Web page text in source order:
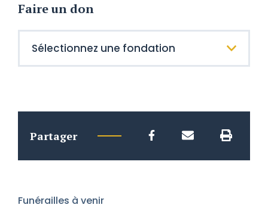
Faire un don
Partager
Funérailles à venir